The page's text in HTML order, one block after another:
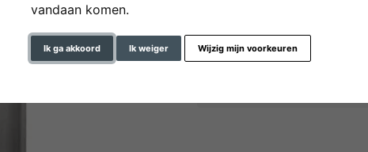
vandaan komen.
Ik ga akkoord Ik weiger Wijzig mijn voorkeuren
Artikelnummer: AIC-405-223-